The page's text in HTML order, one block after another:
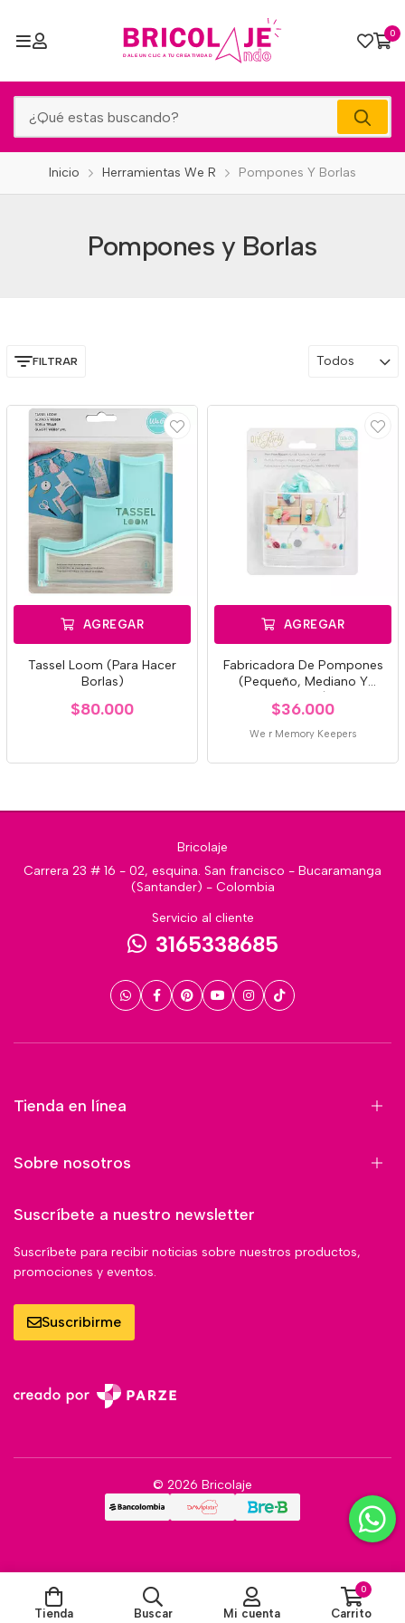
0
Inicio Herramientas We R Pompones Y Borlas
Pompones y Borlas
FILTRAR Todos
AGREGAR
Tassel Loom (Para Hacer
Borlas)
$80.000
AGREGAR
Fabricadora De Pompones
(Pequeño, Mediano Y
$36.000
We r Memory Keepers
Bricolaje
Carrera 23 # 16 - 02, esquina. San francisco - Bucaramanga
(Santander) - Colombia
Servicio al cliente
3165338685
Tienda en línea
Sobre nosotros
Suscríbete a nuestro newsletter
Suscríbete para recibir noticias sobre nuestros productos,
promociones y eventos.
Suscribirme
© 2026 Bricolaje
Tienda Buscar Mi cuenta
0
Carrito